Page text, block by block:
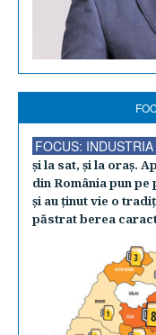
FOCUS:
şi la sat, şi la oraş.
din România pun
şi au ţinut vie o
păstrat berea